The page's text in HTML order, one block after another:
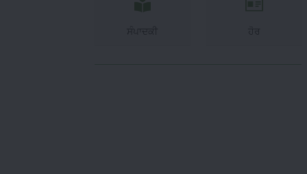
ਸੰਪਾਦਕੀ ਹੋਰ